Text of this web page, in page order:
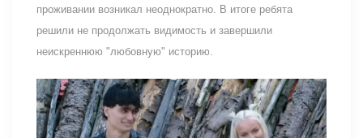
проживании возникал неоднократно. В итоге ребята
решили не продолжать видимость и завершили
неискреннюю "любовную" историю.